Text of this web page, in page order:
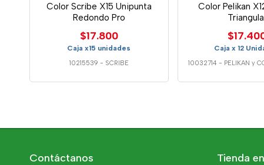
Color Scribe X15 Unipunta
Redondo Pro
$17.800
Caja x15 unidades
10215539 - SCRIBE
Color Pelikan
Caja x 12
10032714 - PELIKAN y
Contáctanos Tienda